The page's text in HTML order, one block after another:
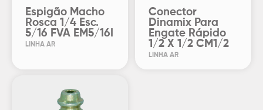
Espigão Macho
Rosca 1/4 Esc.
5/16 FVA EM5/16I
LINHA AR
Conector
Dinamix Para
Engate Rápido
1/2 X 1/2 CM1/2
LINHA AR